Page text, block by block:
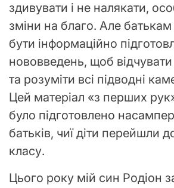
здивувати і не налякати,
зміни на благо. Але батькам
бути інформаційно
нововведень, щоб відчувати
та розуміти всі підводні
Цей матеріал «з перших
було підготовлено
батьків, чиї діти перейшли
класу.
Цього року мій син Родіон